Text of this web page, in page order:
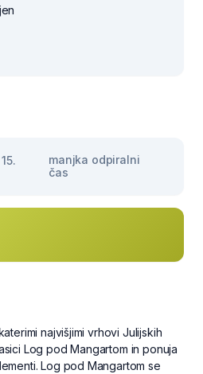
manjka odpiralni
čas
najvišjimi vrhovi Julijskih
Log pod Mangartom in ponuja
Log pod Mangartom se